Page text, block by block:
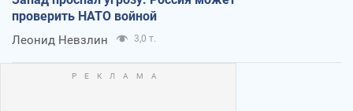
проверить НАТО войной
Леонид Невзлин 3,0 т.